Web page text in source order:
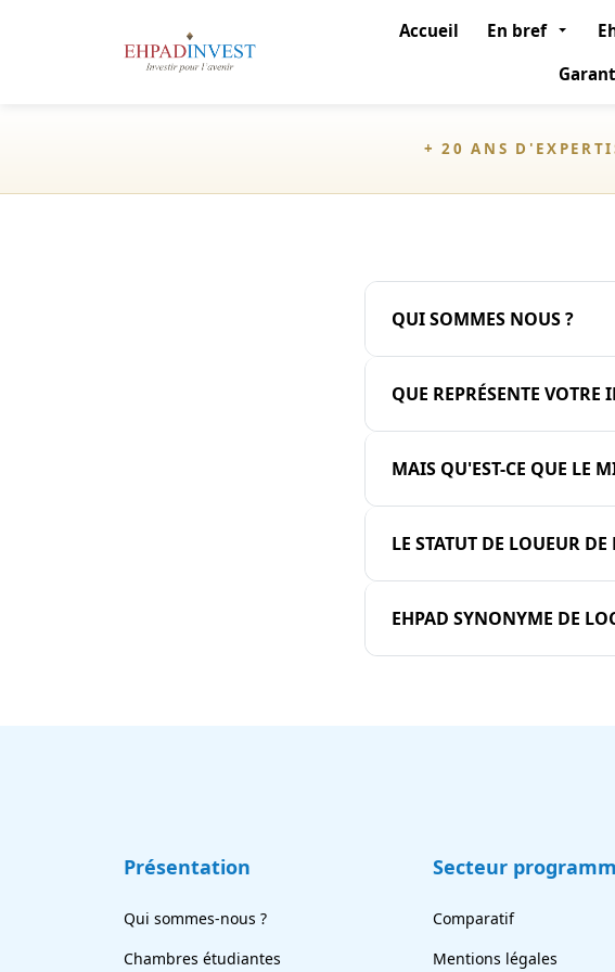
Accueil En bref
+ 20 ANS
QUI SOMMES NOUS ?
QUE REPRÉSENTE VOTRE
MAIS QU'EST-CE QUE LE
LE STATUT DE LOUEUR
EHPAD SYNONYME DE
Présentation
Qui sommes-nous ?
Chambres étudiantes
Secteur
Comparatif
Mentions légales